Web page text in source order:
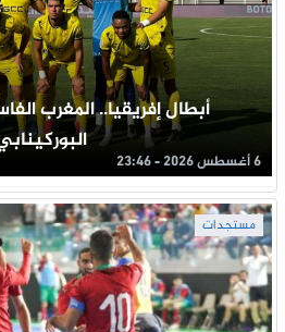
أبطال إفريقيا.. المغرب
6 أغسطس 2026 - 23:46
مستجدات